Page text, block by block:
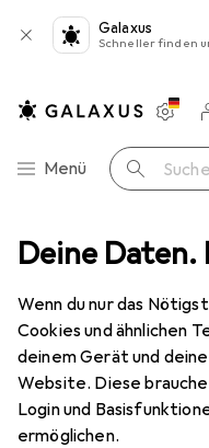
Deine Daten.
Wenn du nur das
Cookies und ähnlichen
deinem Gerät und
Website. Diese
Login und
ermöglichen.
Galaxus
Schneller finden
Navigation nach
Menü Suche
Peripherie
PNYPro Elite
EUR
17,68